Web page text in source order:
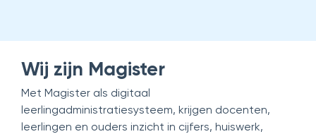
Wij zijn Magister
Met Magister als digitaal
leerlingadministratiesysteem, krijgen docenten,
leerlingen en ouders inzicht in cijfers, huiswerk,